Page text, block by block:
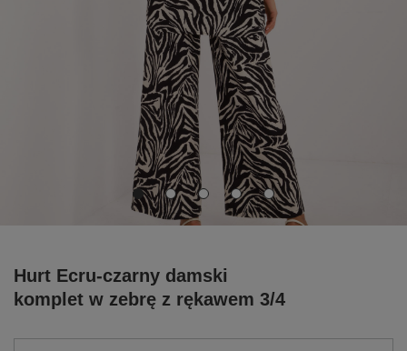
Hurt Ecru-czarny damski
komplet w zebrę z rękawem 3/4